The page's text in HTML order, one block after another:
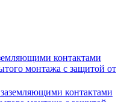
контактами
монтажа с защитой от